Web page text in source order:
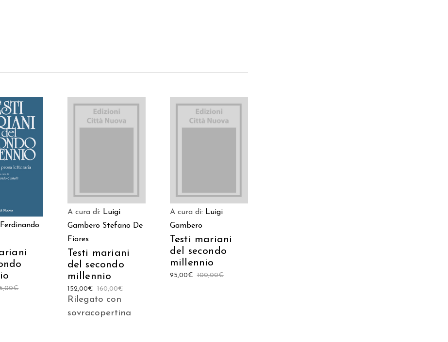
AL
Ferdinando
€
A cura di: Luigi
Gambero Stefano De
Fiores
Testi mariani
del secondo
millennio
160,00€
152,00€
Rilegato con
sovracopertina
A cura di: Luigi
Gambero
Testi mariani
del secondo
millennio
100,00€
95,00€